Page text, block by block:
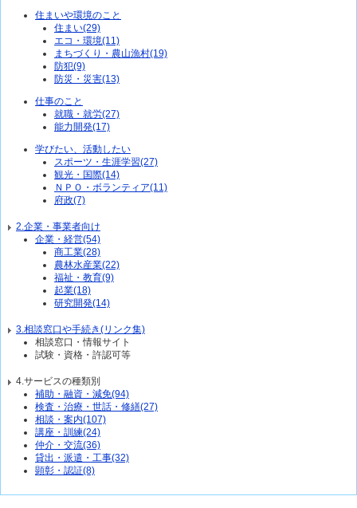
住まいや環境のこと
住まい(29)
エコ・環境(11)
まちづくり・農山漁村(19)
防犯(9)
防災・災害(13)
仕事のこと
就職・就労(27)
能力開発(17)
学びたい、活動したい
スポーツ・生涯学習(27)
観光・国際(14)
ＮＰＯ・ボランティア(11)
府政(7)
2.企業・事業者向け
企業・経営(54)
商工業(28)
農林水産業(22)
福祉・教育(9)
起業(18)
研究開発(14)
3.相談窓口や手続き(リンク集)
相談窓口・情報サイト
試験・資格・許認可等
4.サービスの種類別
補助・融資・減免(94)
検査・治療・世話・修繕(27)
相談・案内(107)
講座・訓練(24)
仲介・交流(36)
貸出・派遣・工事(32)
顕彰・認証(8)